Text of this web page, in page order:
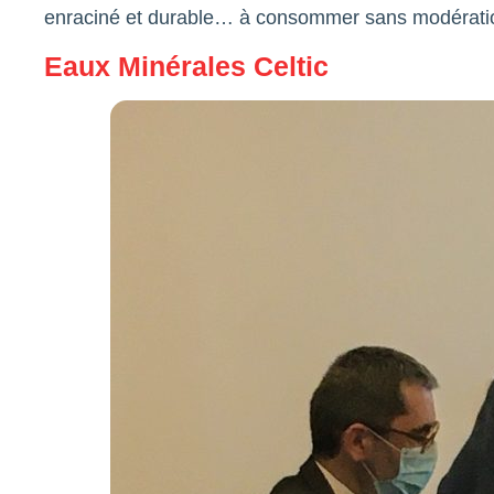
enraciné et durable… à consommer sans
Eaux Minérales Celtic